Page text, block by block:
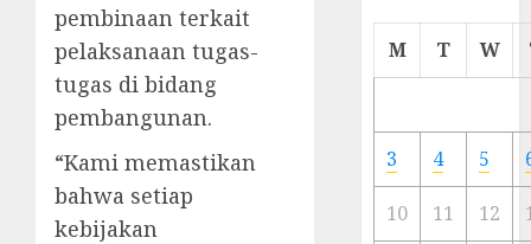
pembinaan terkait
pelaksanaan tugas-
tugas di bidang
pembangunan.
“Kami memastikan
bahwa setiap
kebijakan
Cermin
Ibu
Kota
23/11/
M T W
3 4 5
10 11 12